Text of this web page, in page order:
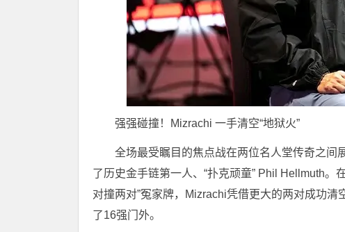
强强碰撞！Mizrachi 一手清空“地狱火”
全场最受瞩目的焦点战在两位名人堂传奇之间
了历史金手链第一人、“扑克顽童” Phil Hellmuth。
对撞两对”冤家牌，Mizrachi凭借更大的两对成功
了16强门外。